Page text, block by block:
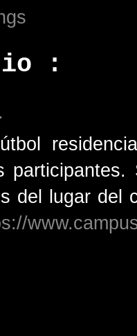
:
del lugar del